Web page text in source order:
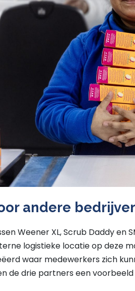
andere
Weener XL, Scrub Daddy en
logistieke locatie op deze
waar medewerkers zich
de drie partners een